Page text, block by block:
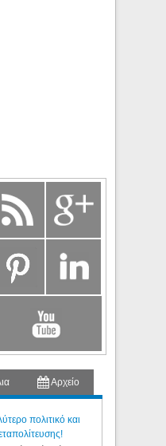
Αρχείο
πολιτικό και